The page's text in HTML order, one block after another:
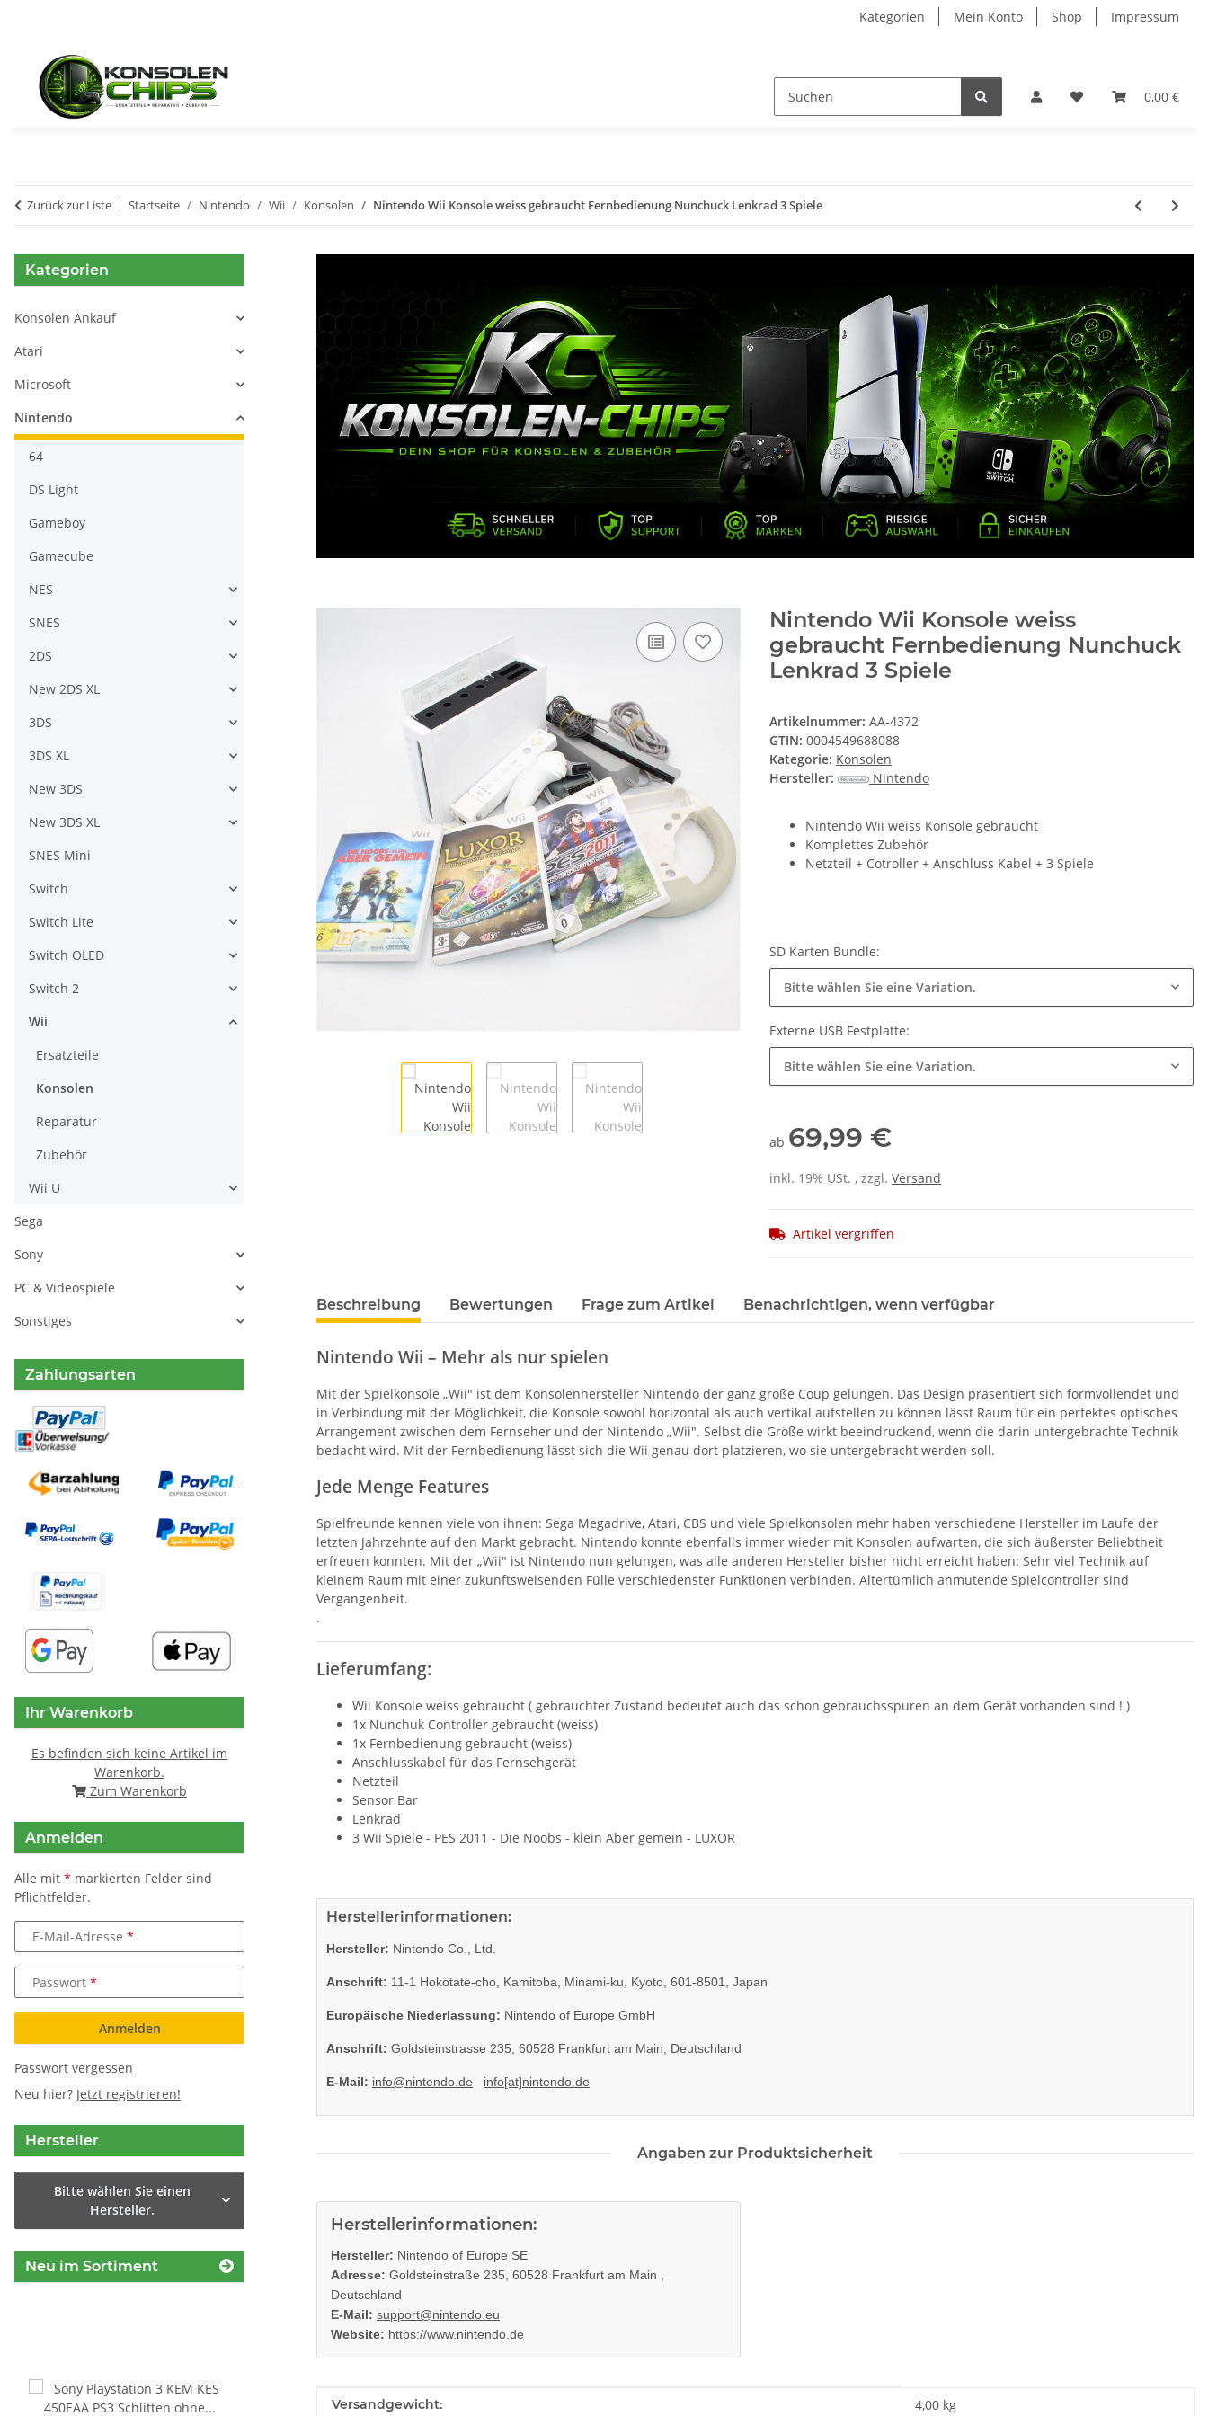
Kategorien Mein Konto Shop Impressum
0,00 €
Zurück zur Liste Startseite Nintendo Wii Konsolen Nintendo Wii Konsole weiss gebraucht Fernbedienung Nunchuck Lenkrad 3 Spiele
Nintendo Wii Konsole weiss
gebraucht Fernbedienung Nunchuck
Lenkrad 3 Spiele
Artikelnummer: AA-4372
GTIN: 0004549688088
Kategorie: Konsolen
Hersteller:
Nintendo
Nintendo Wii weiss Konsole gebraucht
Komplettes Zubehör
Netzteil + Cotroller + Anschluss Kabel + 3 Spiele
SD Karten Bundle:
Bitte wählen Sie eine Variation.
Externe USB Festplatte:
Bitte wählen Sie eine Variation.
ab 69,99 €
inkl. 19% USt. , zzgl. Versand
Artikel vergriffen
Beschreibung Bewertungen Frage zum Artikel Benachrichtigen, wenn verfügbar
Nintendo Wii – Mehr als nur spielen
Mit der Spielkonsole „Wii" ist dem Konsolenhersteller Nintendo der ganz große Coup gelungen. Das Design präsentiert sich formvollendet und
in Verbindung mit der Möglichkeit, die Konsole sowohl horizontal als auch vertikal aufstellen zu können lässt Raum für ein perfektes optisches
Arrangement zwischen dem Fernseher und der Nintendo „Wii". Selbst die Größe wirkt beeindruckend, wenn die darin untergebrachte Technik
bedacht wird. Mit der Fernbedienung lässt sich die Wii genau dort platzieren, wo sie untergebracht werden soll.
Jede Menge Features
Spielfreunde kennen viele von ihnen: Sega Megadrive, Atari, CBS und viele Spielkonsolen mehr haben verschiedene Hersteller im Laufe der
letzten Jahrzehnte auf den Markt gebracht. Nintendo konnte ebenfalls immer wieder mit Konsolen aufwarten, die sich äußerster Beliebtheit
erfreuen konnten. Mit der „Wii" ist Nintendo nun gelungen, was alle anderen Hersteller bisher nicht erreicht haben: Sehr viel Technik auf
kleinem Raum mit einer zukunftsweisenden Fülle verschiedenster Funktionen verbinden. Altertümlich anmutende Spielcontroller sind
Vergangenheit.
.
Lieferumfang:
Wii Konsole weiss gebraucht ( gebrauchter Zustand bedeutet auch das schon gebrauchsspuren an dem Gerät vorhanden sind ! )
1x Nunchuk Controller gebraucht (weiss)
1x Fernbedienung gebraucht (weiss)
Anschlusskabel für das Fernsehgerät
Netzteil
Sensor Bar
Lenkrad
3 Wii Spiele - PES 2011 - Die Noobs - klein Aber gemein - LUXOR
Herstellerinformationen:
Hersteller: Nintendo Co., Ltd.
Anschrift: 11-1 Hokotate-cho, Kamitoba, Minami-ku, Kyoto, 601-8501, Japan
Europäische Niederlassung: Nintendo of Europe GmbH
Anschrift: Goldsteinstrasse 235, 60528 Frankfurt am Main, Deutschland
E-Mail: info@nintendo.de info[at]nintendo.de
Angaben zur Produktsicherheit
Herstellerinformationen:
Hersteller: Nintendo of Europe SE
Adresse: Goldsteinstraße 235, 60528 Frankfurt am Main ,
Deutschland
E-Mail: support@nintendo.eu
Website: https://www.nintendo.de
Produkteigenschaft
Wert
Versandgewicht: 4,00 kg
Kategorien
Konsolen Ankauf
Atari
Microsoft
Nintendo
64
DS Light
Gameboy
Gamecube
NES
SNES
2DS
New 2DS XL
3DS
3DS XL
New 3DS
New 3DS XL
SNES Mini
Switch
Switch Lite
Switch OLED
Switch 2
Wii
Ersatzteile
Konsolen
Reparatur
Zubehör
Wii U
Sega
Sony
PC & Videospiele
Sonstiges
Zahlungsarten
Ihr Warenkorb
Es befinden sich keine Artikel im
Warenkorb.
Zum Warenkorb
Anmelden
Alle mit * markierten Felder sind
Pflichtfelder.
E-Mail-Adresse
Passwort
Anmelden
Passwort vergessen
Neu hier? Jetzt registrieren!
Hersteller
Bitte wählen Sie einen
Hersteller.
Neu im Sortiment